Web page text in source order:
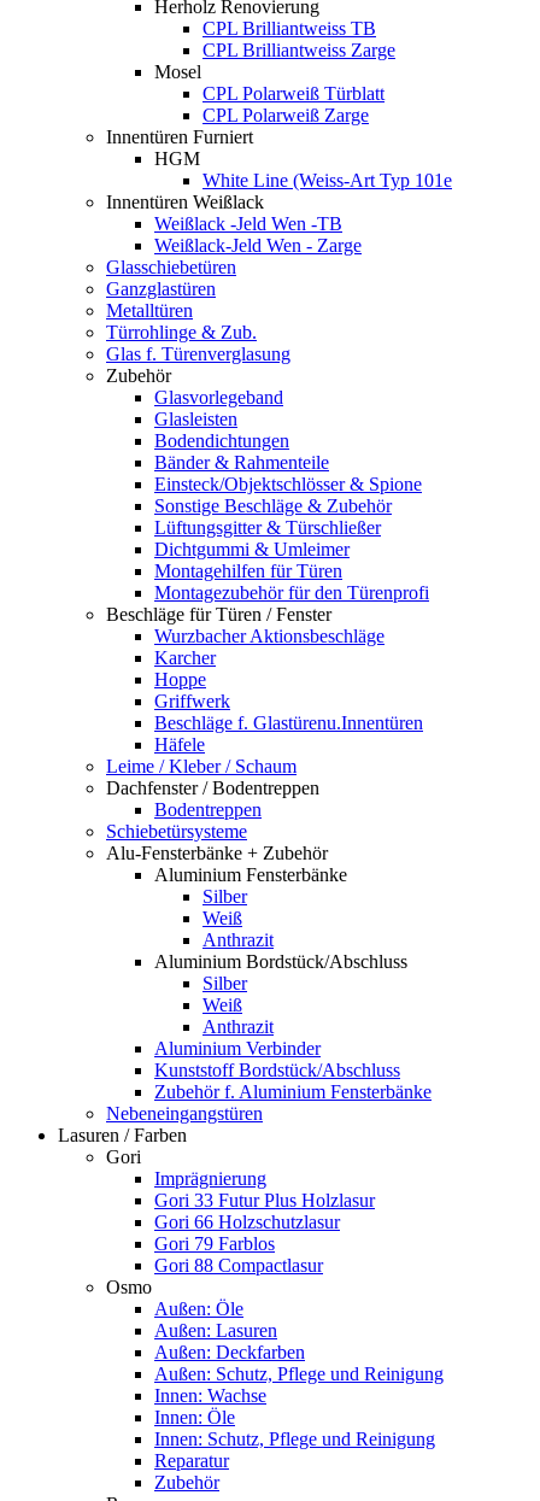
Herholz Renovierung
CPL Brilliantweiss TB
CPL Brilliantweiss Zarge
Mosel
CPL Polarweiß Türblatt
CPL Polarweiß Zarge
Innentüren Furniert
HGM
White Line (Weiss-Art Typ 101e
Innentüren Weißlack
Weißlack -Jeld Wen -TB
Weißlack-Jeld Wen - Zarge
Glasschiebetüren
Ganzglastüren
Metalltüren
Türrohlinge & Zub.
Glas f. Türenverglasung
Zubehör
Glasvorlegeband
Glasleisten
Bodendichtungen
Bänder & Rahmenteile
Einsteck/Objektschlösser & Spione
Sonstige Beschläge & Zubehör
Lüftungsgitter & Türschließer
Dichtgummi & Umleimer
Montagehilfen für Türen
Montagezubehör für den Türenprofi
Beschläge für Türen / Fenster
Wurzbacher Aktionsbeschläge
Karcher
Hoppe
Griffwerk
Beschläge f. Glastürenu.Innentüren
Häfele
Leime / Kleber / Schaum
Dachfenster / Bodentreppen
Bodentreppen
Schiebetürsysteme
Alu-Fensterbänke + Zubehör
Aluminium Fensterbänke
Silber
Weiß
Anthrazit
Aluminium Bordstück/Abschluss
Silber
Weiß
Anthrazit
Aluminium Verbinder
Kunststoff Bordstück/Abschluss
Zubehör f. Aluminium Fensterbänke
Nebeneingangstüren
Lasuren / Farben
Gori
Imprägnierung
Gori 33 Futur Plus Holzlasur
Gori 66 Holzschutzlasur
Gori 79 Farblos
Gori 88 Compactlasur
Osmo
Außen: Öle
Außen: Lasuren
Außen: Deckfarben
Außen: Schutz, Pflege und Reinigung
Innen: Wachse
Innen: Öle
Innen: Schutz, Pflege und Reinigung
Reparatur
Zubehör